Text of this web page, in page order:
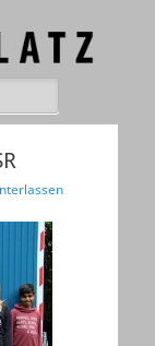
Platz